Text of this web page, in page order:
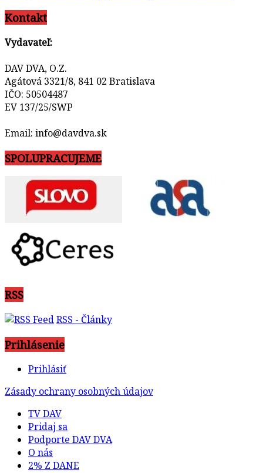
Kontakt
Vydavateľ:
DAV DVA, O.Z.
Agátová 3321/8, 841 02 Bratislava
IČO: 50504487
EV 137/25/SWP
Email: info@davdva.sk
SPOLUPRACUJEME
RSS
RSS - Články
Prihlásenie
Prihlásiť
Zásady ochrany osobných údajov
TV DAV
Pridaj sa
Podporte DAV DVA
O nás
2% Z DANE